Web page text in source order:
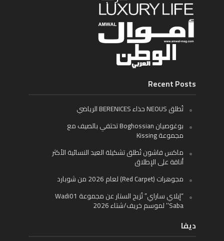
Recent Posts
تُطلق NEOUS حذاء BERENICES الرياضي
بوغوصيان Boghossian تحتفي بالصيف مع
مجموعة Kissing
ماكس فاشون تُطلق تشكيلة العيد النسائية الأكثر
أناقة على الإطلاق
مجوهرات (Red Carpet) لعام 2026 من شوبارد
“إيلاي ساراي” تُزيح الستار عن مجموعة Wadi01
‘Saba’ لموسم خريف/شتاء 2026
ديفا